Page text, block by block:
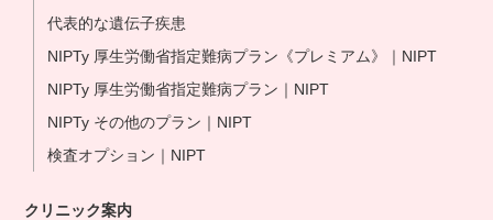
代表的な遺伝子疾患
NIPTy 厚生労働省指定難病プラン《プレミアム》｜NIPT
NIPTy 厚生労働省指定難病プラン｜NIPT
NIPTy その他のプラン｜NIPT
検査オプション｜NIPT
クリニック案内